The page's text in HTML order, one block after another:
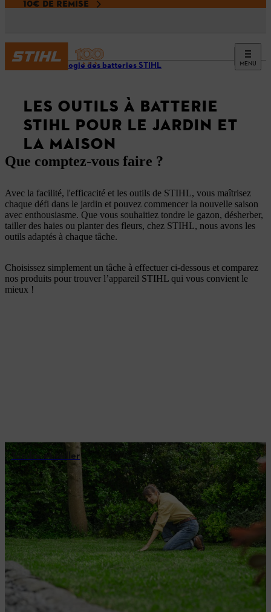
10€ DE REMISE
MENU
Technologie des batteries STIHL
LES OUTILS À BATTERIE
STIHL POUR LE JARDIN ET
LA MAISON
Que comptez-vous faire ?
Avec la facilité, l'efficacité et les outils de STIHL, vous maîtrisez
chaque défi dans le jardin et pouvez commencer la nouvelle saison
avec enthousiasme. Que vous souhaitiez tondre le gazon, désherber,
tailler des haies ou planter des fleurs, chez STIHL, nous avons les
outils adaptés à chaque tâche.
Choisissez simplement un tâche à effectuer ci-dessous et comparez
nos produits pour trouver l’appareil STIHL qui vous convient le
mieux !
Tondre et tailler